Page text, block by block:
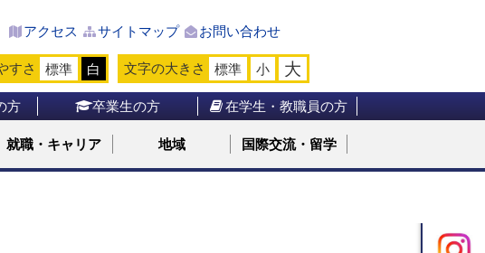
検
アクセス サイトマップ お問い合わせ
すさ 標準 白 文字の大きさ 標準 小 大
方 卒業生の方 在学生・教職員の方
就職・キャリア 地域 国際交流・留学